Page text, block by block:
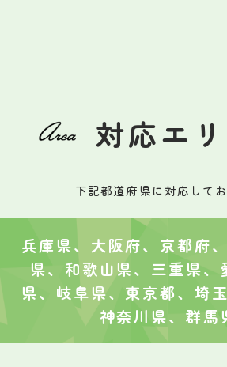
対応エ
下記都道府県に対応してお
兵庫県、大阪府、京都府
県、和歌山県、三重県、
県、岐阜県、東京都、埼
神奈川県、群馬